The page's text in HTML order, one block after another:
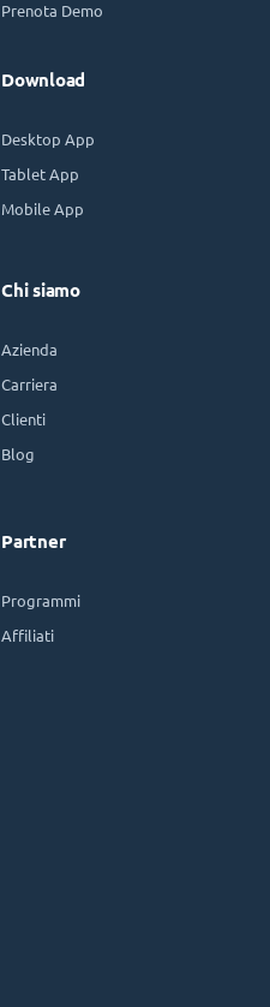
Prenota Demo
Download
Desktop App
Tablet App
Mobile App
Chi siamo
Azienda
Carriera
Clienti
Blog
Partner
Programmi
Affiliati